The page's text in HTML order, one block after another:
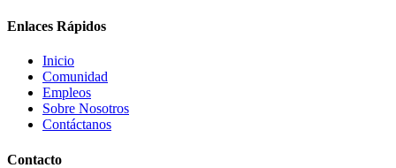
Enlaces Rápidos
Inicio
Comunidad
Empleos
Sobre Nosotros
Contáctanos
Contacto